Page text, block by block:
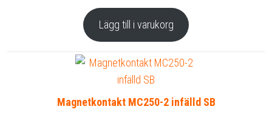
Lägg till i varukorg
Magnetkontakt MC250-2 infälld SB